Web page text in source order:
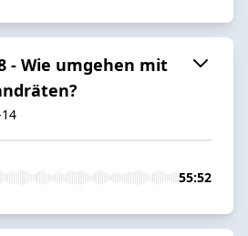
- Wie umgehen mit
55:52